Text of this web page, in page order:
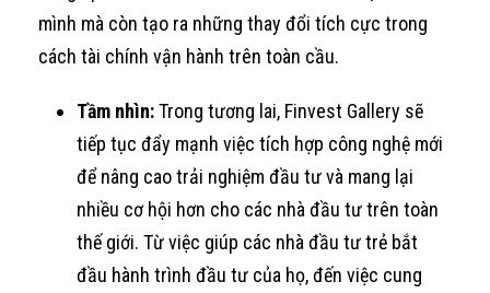
mình mà còn tạo ra những thay đổi tích cực trong
cách tài chính vận hành trên toàn cầu.
Tầm nhìn:Trong tương lai, Finvest Gallery sẽ
tiếp tục đẩy mạnh việc tích hợp công nghệ mới
để nâng cao trải nghiệm đầu tư và mang lại
nhiều cơ hội hơn cho các nhà đầu tư trên toàn
thế giới. Từ việc giúp các nhà đầu tư trẻ bắt
đầu hành trình đầu tư của họ, đến việc cung